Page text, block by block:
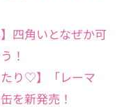
四角いとなぜか可
！
り♡】「レーマ
を新発売！